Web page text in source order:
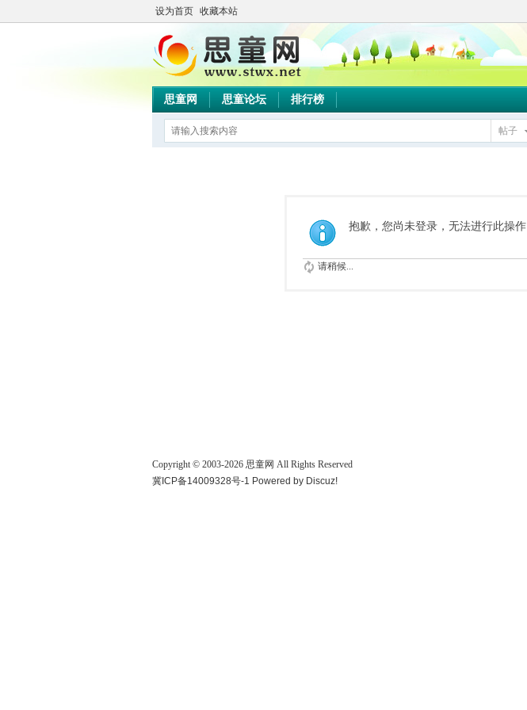
设为首页 收藏本站
思童网 思童论坛 排行榜
帖子
抱歉，您尚未登录，无法进行此操作
请稍候...
Copyright © 2003-2026 思童网 All Rights Reserved
冀ICP备14009328号-1 Powered by Discuz!